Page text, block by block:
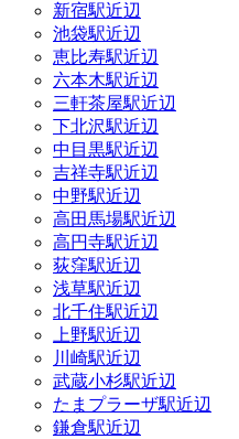
新宿駅近辺
池袋駅近辺
恵比寿駅近辺
六本木駅近辺
三軒茶屋駅近辺
下北沢駅近辺
中目黒駅近辺
吉祥寺駅近辺
中野駅近辺
高田馬場駅近辺
高円寺駅近辺
荻窪駅近辺
浅草駅近辺
北千住駅近辺
上野駅近辺
川崎駅近辺
武蔵小杉駅近辺
たまプラーザ駅近辺
鎌倉駅近辺